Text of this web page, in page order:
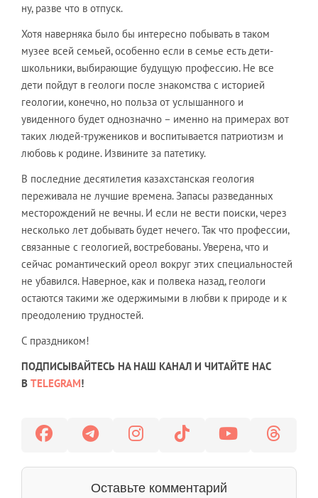
ну, разве что в отпуск.
Хотя наверняка было бы интересно побывать в таком
музее всей семьей, особенно если в семье есть дети-
школьники, выбирающие будущую профессию. Не все
дети пойдут в геологи после знакомства с историей
геологии, конечно, но польза от услышанного и
увиденного будет однозначно – именно на примерах вот
таких людей-тружеников и воспитывается патриотизм и
любовь к родине. Извините за патетику.
В последние десятилетия казахстанская геология
переживала не лучшие времена. Запасы разведанных
месторождений не вечны. И если не вести поиски, через
несколько лет добывать будет нечего. Так что профессии,
связанные с геологией, востребованы. Уверена, что и
сейчас романтический ореол вокруг этих специальностей
не убавился. Наверное, как и полвека назад, геологи
остаются такими же одержимыми в любви к природе и к
преодолению трудностей.
С праздником!
ПОДПИСЫВАЙТЕСЬ НА НАШ КАНАЛ И ЧИТАЙТЕ НАС
В TELEGRAM!
Оставьте комментарий